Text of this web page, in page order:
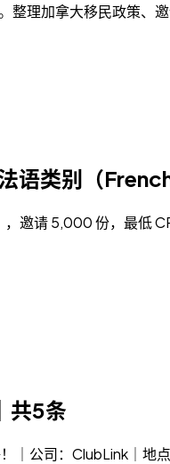
理加拿大移民政策、邀
语类别（
邀请 5,000 份，最低
共5条
｜公司：ClubLink｜